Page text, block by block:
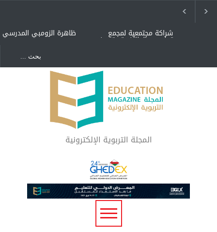
ظاهرة الزومبي المدرسي شراكة مجتمعية لمجمع
تعليمي بالطائف تستهدف
"كنت أنضرب ومافيني إلا
العافية" هل هذا مبرر
لاستمرار أسلوب التربية
المتوارث؟
لماذا تعد برامج توعية الأطفال
بخصوصية الجسد وقاية لا
فضول؟
المجلة التربوية الإلكترونية